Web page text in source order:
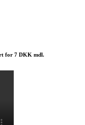
for 7 DKK mdl.